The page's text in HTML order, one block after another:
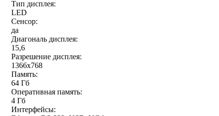
Тип дисплея:
LED
Сенсор:
да
Диагональ дисплея:
15,6
Разрешение дисплея:
1366x768
Память:
64 Гб
Оперативная память:
4 Гб
Интерфейсы: